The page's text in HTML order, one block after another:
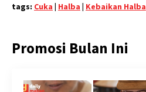
tags: Cuka | Halba | Kebaikan Halba
Promosi Bulan Ini